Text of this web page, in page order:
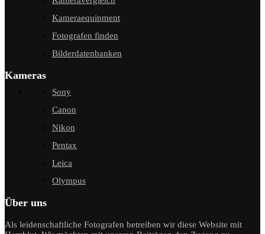
Kameraequipment
Fotografen finden
Bilderdatenbanken
Kameras
Sony
Canon
Nikon
Pentax
Leica
Olympus
Über uns
Als leidenschaftliche Fotografen betreiben wir diese Website mit